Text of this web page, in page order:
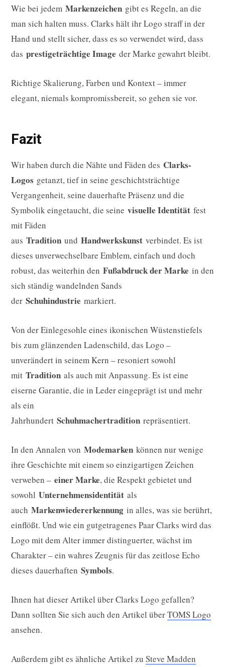
Wie bei jedem Markenzeichen gibt es Regeln, an die
man sich halten muss. Clarks hält ihr Logo straff in der
Hand und stellt sicher, dass es so verwendet wird, dass
das prestigeträchtige Image der Marke gewahrt bleibt.
Richtige Skalierung, Farben und Kontext – immer
elegant, niemals kompromissbereit, so gehen sie vor.
Fazit
Wir haben durch die Nähte und Fäden des Clarks-
Logos getanzt, tief in seine geschichtsträchtige
Vergangenheit, seine dauerhafte Präsenz und die
Symbolik eingetaucht, die seine visuelle Identität fest
mit Fäden
aus Tradition und Handwerkskunst verbindet. Es ist
dieses unverwechselbare Emblem, einfach und doch
robust, das weiterhin den Fußabdruck der Marke in den
sich ständig wandelnden Sands
der Schuhindustrie markiert.
Von der Einlegesohle eines ikonischen Wüstenstiefels
bis zum glänzenden Ladenschild, das Logo –
unverändert in seinem Kern – resoniert sowohl
mit Tradition als auch mit Anpassung. Es ist eine
eiserne Garantie, die in Leder eingeprägt ist und mehr
als ein
Jahrhundert Schuhmachertradition repräsentiert.
In den Annalen von Modemarken können nur wenige
ihre Geschichte mit einem so einzigartigen Zeichen
verweben – einer Marke, die Respekt gebietet und
sowohl Unternehmensidentität als
auch Markenwiedererkennung in alles, was sie berührt,
einflößt. Und wie ein gutgetragenes Paar Clarks wird das
Logo mit dem Alter immer distinguerter, wächst im
Charakter – ein wahres Zeugnis für das zeitlose Echo
dieses dauerhaften Symbols.
Ihnen hat dieser Artikel über Clarks Logo gefallen?
Dann sollten Sie sich auch den Artikel überTOMS Logo
ansehen.
Außerdem gibt es ähnliche Artikel zu Steve Madden